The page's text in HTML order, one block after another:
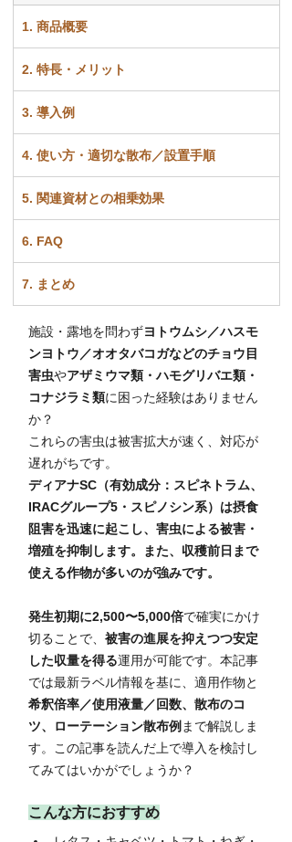
1. 商品概要
2. 特長・メリット
3. 導入例
4. 使い方・適切な散布／設置手順
5. 関連資材との相乗効果
6. FAQ
7. まとめ
施設・露地を問わずヨトウムシ／ハスモ
ンヨトウ／オオタバコガなどのチョウ目
害虫やアザミウマ類・ハモグリバエ類・
コナジラミ類に困った経験はありません
か？
これらの害虫は被害拡大が速く、対応が
遅れがちです。
ディアナSC（有効成分：スピネトラム、
IRACグループ5・スピノシン系）は摂食
阻害を迅速に起こし、害虫による被害・
増殖を抑制します。また、収穫前日まで
使える作物が多いのが強みです。
発生初期に2,500〜5,000倍で確実にかけ
切ることで、 被害の進展を抑えつつ安定
した収量を得る運用が可能です。本記事
では最新ラベル情報を基に、適用作物と
希釈倍率／使用液量／回数、散布のコ
ツ、ローテーション散布例 まで解説しま
す。この記事を読んだ上で導入を検討し
てみてはいかがでしょうか？
こんな方におすすめ